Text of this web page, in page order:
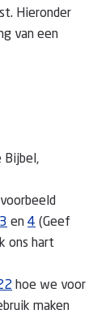
Hieronder
van een
Bijbel,
3 en 4 (Geef
ons hart
hoe we voor
maken